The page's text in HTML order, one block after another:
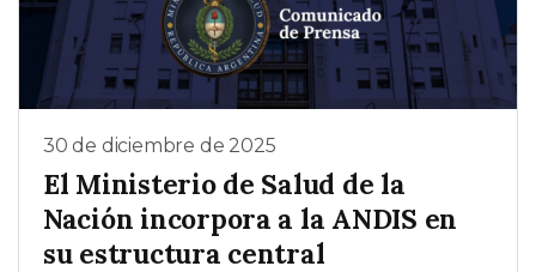
30 de diciembre de 2025
El Ministerio de Salud de la
Nación incorpora a la ANDIS en
su estructura central